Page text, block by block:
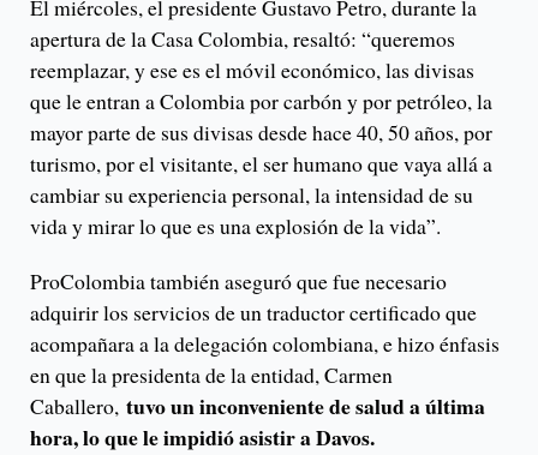
El miércoles, el presidente Gustavo Petro, durante la
apertura de la Casa Colombia, resaltó: “queremos
reemplazar, y ese es el móvil económico, las divisas
que le entran a Colombia por carbón y por petróleo, la
mayor parte de sus divisas desde hace 40, 50 años, por
turismo, por el visitante, el ser humano que vaya allá a
cambiar su experiencia personal, la intensidad de su
vida y mirar lo que es una explosión de la vida”.
ProColombia también aseguró que fue necesario
adquirir los servicios de un traductor certificado que
acompañara a la delegación colombiana, e hizo énfasis
en que la presidenta de la entidad, Carmen
Caballero, tuvo un inconveniente de salud a última
hora, lo que le impidió asistir a Davos.